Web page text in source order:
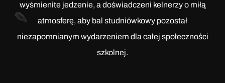
wyśmienite jedzenie, a doświadczeni kelnerzy o miłą
atmosferę, aby bal studniówkowy pozostał
niezapomnianym wydarzeniem dla całej społeczności
szkolnej.